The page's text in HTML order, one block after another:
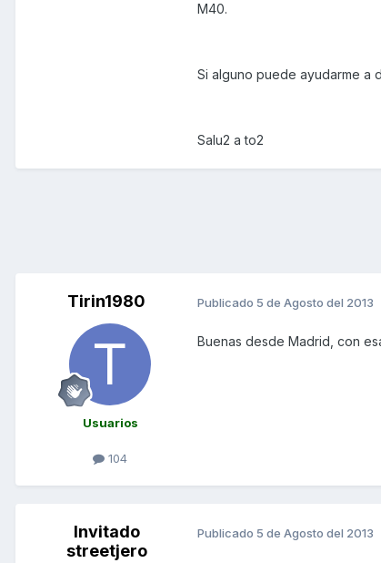
M40.
Si alguno puede ayudarme a
Salu2 a to2
Tirin1980
Usuarios
104
Publicado 5 de Agosto del 2013
Buenas desde Madrid, con
Invitado
streetjero
Publicado 5 de Agosto del 2013